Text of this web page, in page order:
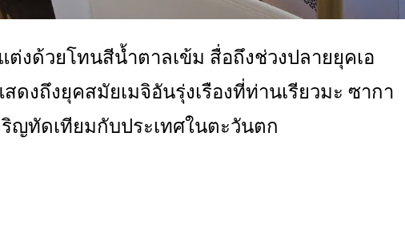
ต่งด้วยโทนสีน้ำตาลเข้ม สื่อถึงช่วงปลายยุคเอ
ดงถึงยุคสมัยเมจิอันรุ่งเรืองที่ท่านเรียวมะ ซากา
ญทัดเทียมกับประเทศในตะวันตก